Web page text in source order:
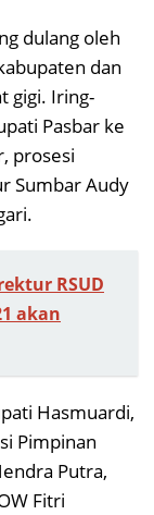
dulang oleh
dan
gigi. Iring-
Pasbar ke
prosesi
Sumbar Audy
RSUD
akan
Hasmuardi,
Pimpinan
Putra,
Fitri